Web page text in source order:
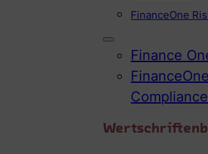
FinanceOne
Finance
Compliance